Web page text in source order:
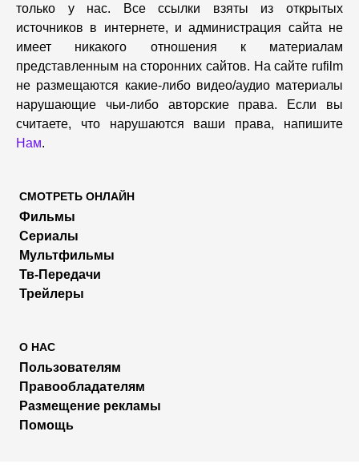
только у нас. Все ссылки взяты из открытых
источников в интернете, и администрация сайта не
имеет никакого отношения к материалам
представленным на сторонних сайтов. На сайте rufilm
не размещаются какие-либо видео/аудио материалы
нарушающие чьи-либо авторские права. Если вы
считаете, что нарушаются ваши права, напишите
Нам.
СМОТРЕТЬ ОНЛАЙН
Фильмы
Сериалы
Мультфильмы
Тв-Передачи
Трейлеры
О НАС
Пользователям
Правообладателям
Размещение рекламы
Помощь